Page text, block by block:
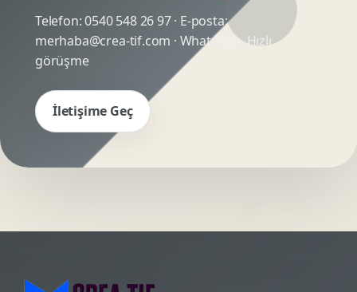
Telefon:0540 548 26 97· E-posta:
merhaba@crea-tif.com · WhatsApp:Hızlı
görüşme
İletişime Geç